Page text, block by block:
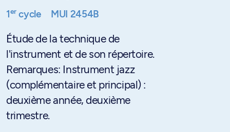
1ercycle MUI 2454B
Étude de la technique de
l'instrument et de son répertoire.
Remarques: Instrument jazz
(complémentaire et principal) :
deuxième année, deuxième
trimestre.